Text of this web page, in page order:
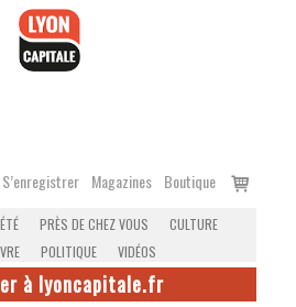
S’enregistrer Magazines Boutique
Voir
PRÈS DE CHEZ VOUS
CULTURE
POLITIQUE VIDÉOS
à lyoncapitale.fr